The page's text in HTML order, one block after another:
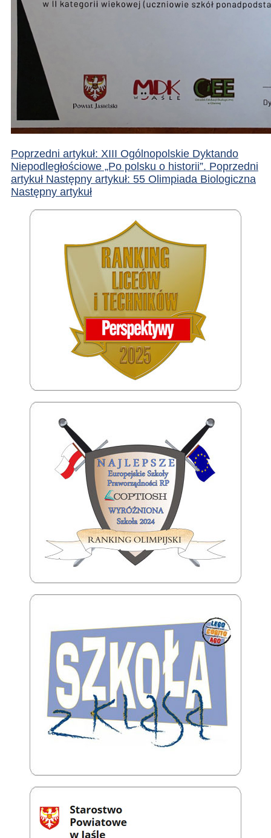
Poprzedni artykuł: XIII Ogólnopolskie Dyktando
Niepodległościowe „Po polsku o historii”. Poprzedni
artykuł Następny artykuł: 55 Olimpiada Biologiczna
Następny artykuł